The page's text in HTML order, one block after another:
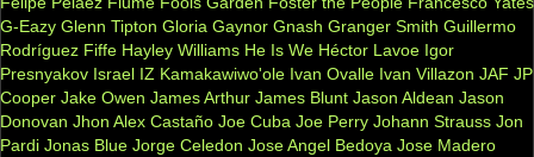
G-Eazy Glenn Tipton Gloria Gaynor Gnash Granger Smith Guillermo
Rodríguez Fiffe Hayley Williams He Is We Héctor Lavoe Igor
Presnyakov Israel IZ Kamakawiwo'ole Ivan Ovalle Ivan Villazon JAF JP
Cooper Jake Owen James Arthur James Blunt Jason Aldean Jason
Donovan Jhon Alex Castaño Joe Cuba Joe Perry Johann Strauss Jon
Pardi Jonas Blue Jorge Celedon Jose Angel Bedoya Jose Madero